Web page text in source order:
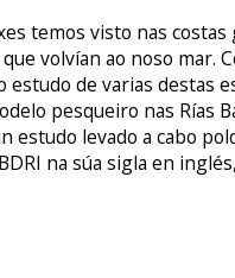
temos visto nas
volvían ao noso mar.
estudo de varias destas
pesqueiro nas Rías
estudo levado a cabo
na súa sigla en